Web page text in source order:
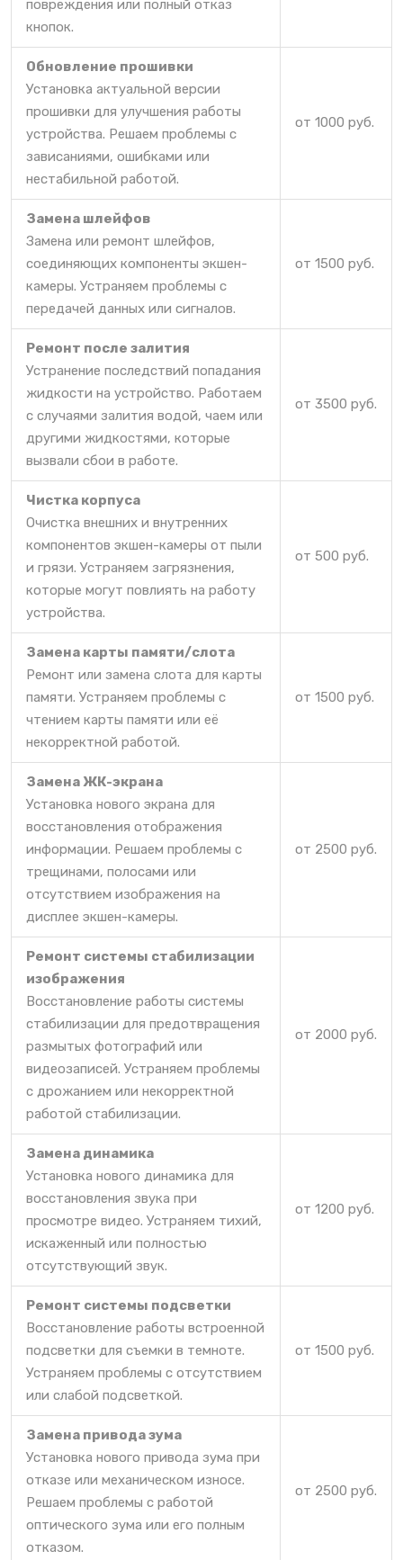
повреждения или полный отказ
кнопок.
Обновление прошивки
Установка актуальной версии
прошивки для улучшения работы
устройства. Решаем проблемы с
зависаниями, ошибками или
нестабильной работой.
от 1000 руб.
Замена шлейфов
Замена или ремонт шлейфов,
соединяющих компоненты экшен-
камеры. Устраняем проблемы с
передачей данных или сигналов.
от 1500 руб.
Ремонт после залития
Устранение последствий попадания
жидкости на устройство. Работаем
с случаями залития водой, чаем или
другими жидкостями, которые
вызвали сбои в работе.
от 3500 руб.
Чистка корпуса
Очистка внешних и внутренних
компонентов экшен-камеры от пыли
и грязи. Устраняем загрязнения,
которые могут повлиять на работу
устройства.
от 500 руб.
Замена карты памяти/слота
Ремонт или замена слота для карты
памяти. Устраняем проблемы с
чтением карты памяти или её
некорректной работой.
от 1500 руб.
Замена ЖК-экрана
Установка нового экрана для
восстановления отображения
информации. Решаем проблемы с
трещинами, полосами или
отсутствием изображения на
дисплее экшен-камеры.
от 2500 руб.
Ремонт системы стабилизации
изображения
Восстановление работы системы
стабилизации для предотвращения
размытых фотографий или
видеозаписей. Устраняем проблемы
с дрожанием или некорректной
работой стабилизации.
от 2000 руб.
Замена динамика
Установка нового динамика для
восстановления звука при
просмотре видео. Устраняем тихий,
искаженный или полностью
отсутствующий звук.
от 1200 руб.
Ремонт системы подсветки
Восстановление работы встроенной
подсветки для съемки в темноте.
Устраняем проблемы с отсутствием
или слабой подсветкой.
от 1500 руб.
Замена привода зума
Установка нового привода зума при
отказе или механическом износе.
Решаем проблемы с работой
оптического зума или его полным
отказом.
от 2500 руб.